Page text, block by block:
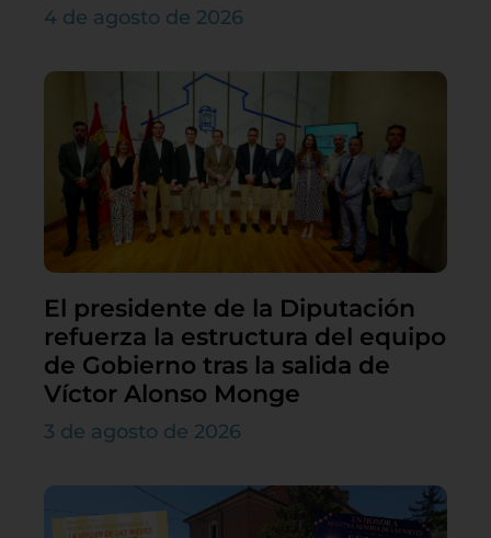
4 de agosto de 2026
El presidente de la Diputación
refuerza la estructura del equipo
de Gobierno tras la salida de
Víctor Alonso Monge
3 de agosto de 2026